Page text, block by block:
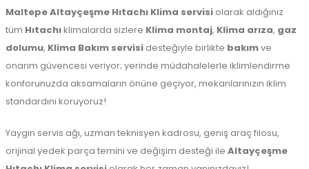
MaltepeAltayçeşme Hıtachı Klima servisi olarak aldığınız
tüm Hıtachıklimalarda sizlere Klima montaj, Klima arıza, gaz
dolumu, Klima Bakım servisi desteğiyle birlikte bakımve
onarım güvencesi veriyor; yerinde müdahalelerle iklimlendirme
konforunuzda aksamaların önüne geçiyor, mekanlarınızın iklim
standardını koruyoruz!
Yaygın servis ağı, uzman teknisyen kadrosu, geniş araç filosu,
orijinal yedek parça temini ve değişim desteği ile Altayçeşme